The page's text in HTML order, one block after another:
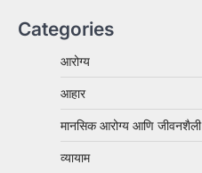
Categories
आरोग्य
आहार
मानसिक आरोग्य आणि जीवनशैली
व्यायाम